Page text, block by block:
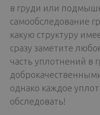
в груди или
самообследование
какую структуру
сразу заметите
часть уплотнений в
однако каждое
обследовать!